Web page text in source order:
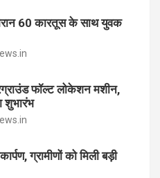
60 कारतूस के साथ युवक
फॉल्ट लोकेशन मशीन,
शुभारंभ
ग्रामीणों को मिली बड़ी